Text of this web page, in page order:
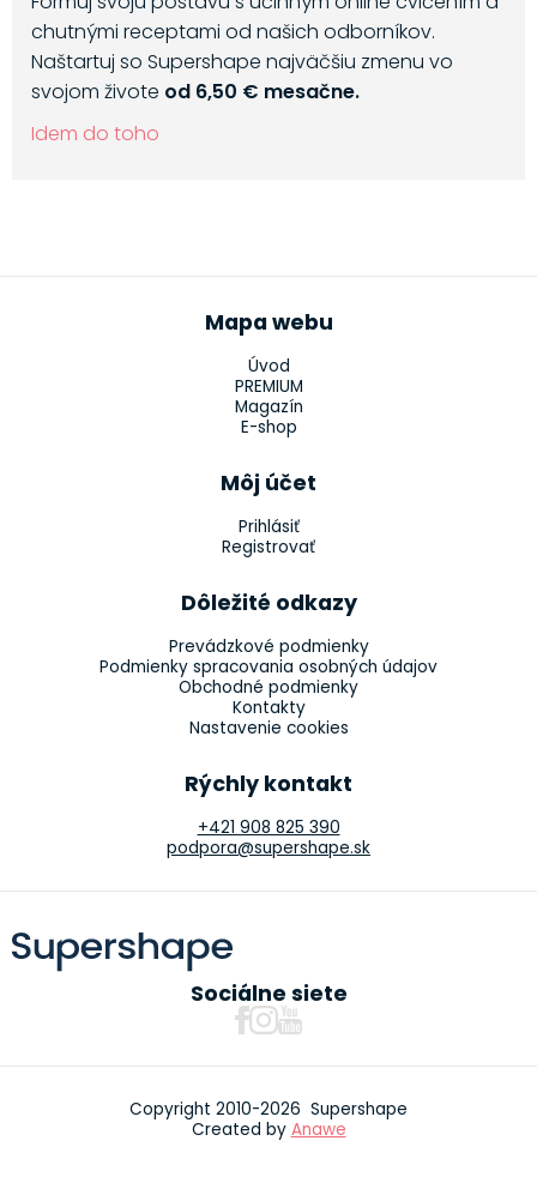
chutnými receptami od našich odborníkov.
Naštartuj so Supershape najväčšiu zmenu vo
svojom živote od 6,50 € mesačne.
Idem do toho
Mapa webu
Úvod
PREMIUM
Magazín
E-shop
Môj účet
Prihlásiť
Registrovať
Dôležité odkazy
Prevádzkové podmienky
Podmienky spracovania osobných údajov
Obchodné podmienky
Kontakty
Nastavenie cookies
Rýchly kontakt
+421 908 825 390
podpora@supershape.sk
Sociálne siete
Copyright 2010-2026 Supershape
Created by Anawe